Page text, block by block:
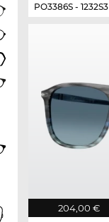
PO3386S - 1232S3
204,00 €